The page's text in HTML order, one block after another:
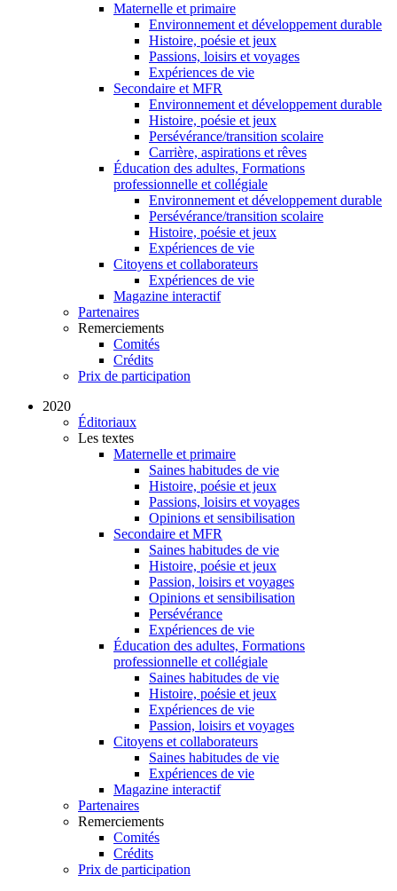
Maternelle et primaire
Environnement et développement durable
Histoire, poésie et jeux
Passions, loisirs et voyages
Expériences de vie
Secondaire et MFR
Environnement et développement durable
Histoire, poésie et jeux
Persévérance/transition scolaire
Carrière, aspirations et rêves
Éducation des adultes, Formations
professionnelle et collégiale
Environnement et développement durable
Persévérance/transition scolaire
Histoire, poésie et jeux
Expériences de vie
Citoyens et collaborateurs
Expériences de vie
Magazine interactif
Partenaires
Remerciements
Comités
Crédits
Prix de participation
2020
Éditoriaux
Les textes
Maternelle et primaire
Saines habitudes de vie
Histoire, poésie et jeux
Passions, loisirs et voyages
Opinions et sensibilisation
Secondaire et MFR
Saines habitudes de vie
Histoire, poésie et jeux
Passion, loisirs et voyages
Opinions et sensibilisation
Persévérance
Expériences de vie
Éducation des adultes, Formations
professionnelle et collégiale
Saines habitudes de vie
Histoire, poésie et jeux
Expériences de vie
Passion, loisirs et voyages
Citoyens et collaborateurs
Saines habitudes de vie
Expériences de vie
Magazine interactif
Partenaires
Remerciements
Comités
Crédits
Prix de participation